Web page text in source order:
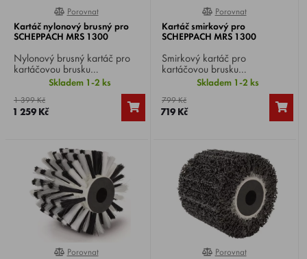
0%
Porovnat
Kartáč nylonový brusný pro
SCHEPPACH MRS 1300
Nylonový brusný kartáč pro
kartáčovou brusku
SCHEPPACH MRS 1300 ,
vhodný na čištění hladkého i
strukturovaného dřeva,
kamenných a kovových ploch a
rovněž vhodný na drhnutí a
ploch. Vhodný na rustikální
strukturování dřeva.
Skladem 1-2 ks
1 399 Kč
1 259 Kč
0%
Porovnat
Kartáč smirkový pro
SCHEPPACH MRS 1300
Smirkový kartáč pro
kartáčovou brusku
SCHEPPACH MRS 1300
, vhodný na broušení dřeva
nebo kovu s rovným i členitým
povrchem. Lze použít i na
Skladem 1-2 ks
799 Kč
719 Kč
0%
Porovnat 0%
Porovnat